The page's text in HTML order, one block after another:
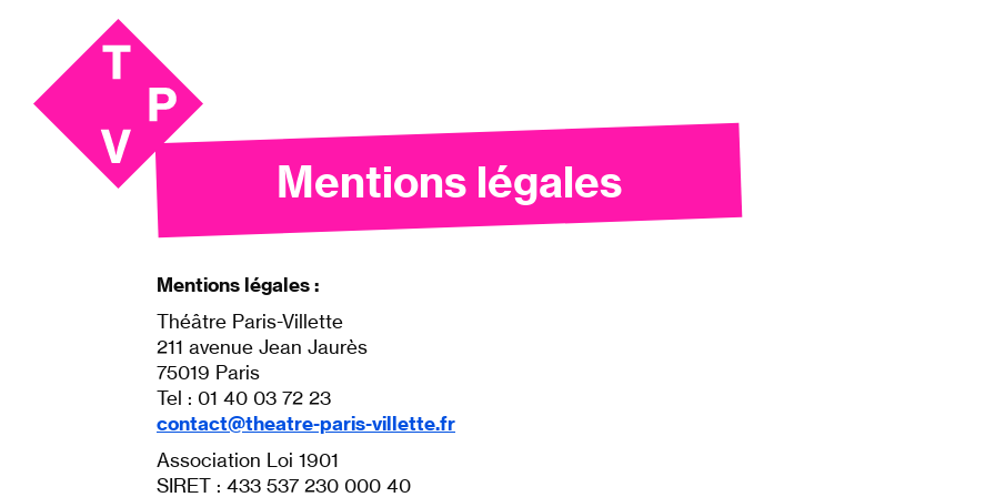
Aller
Aller au
contenu
Mentions légales
Mentions légales :
Théâtre Paris-Villette
211 avenue Jean Jaurès
75019 Paris
Tel : 01 40 03 72 23
contact@theatre-paris-villette.fr
Association Loi 1901
SIRET : 433 537 230 000 40